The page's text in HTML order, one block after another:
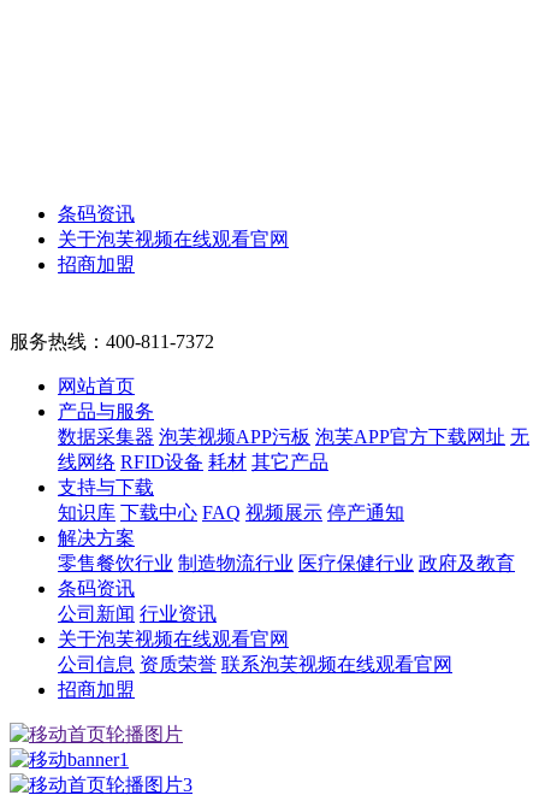
条码资讯
关于泡芙视频在线观看官网
招商加盟
服务热线： 400-811-7372
网站首页
产品与服务
数据采集器 泡芙视频APP污板 泡芙APP官方下载网址 无
线网络 RFID设备 耗材 其它产品
支持与下载
知识库 下载中心 FAQ 视频展示 停产通知
解决方案
零售餐饮行业 制造物流行业 医疗保健行业 政府及教育
条码资讯
公司新闻 行业资讯
关于泡芙视频在线观看官网
公司信息 资质荣誉 联系泡芙视频在线观看官网
招商加盟